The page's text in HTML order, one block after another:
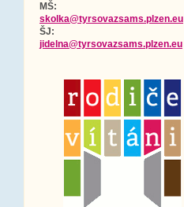
MŠ:
skolka@tyrsovazsams.plzen.eu
ŠJ:
jidelna@tyrsovazsams.plzen.eu